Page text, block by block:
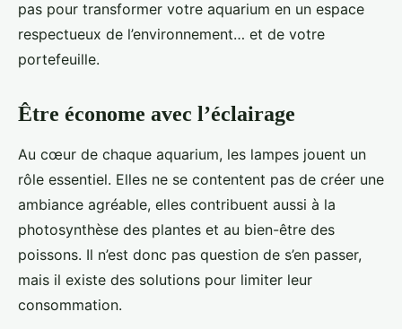
pas pour transformer votre aquarium en un espace
respectueux de l’environnement… et de votre
portefeuille.
Être économe avec l’éclairage
Au cœur de chaque aquarium, les lampes jouent un
rôle essentiel. Elles ne se contentent pas de créer une
ambiance agréable, elles contribuent aussi à la
photosynthèse des plantes et au bien-être des
poissons. Il n’est donc pas question de s’en passer,
mais il existe des solutions pour limiter leur
consommation.